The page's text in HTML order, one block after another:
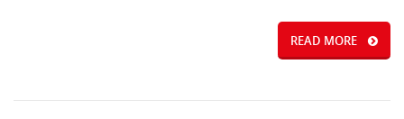
READ MORE